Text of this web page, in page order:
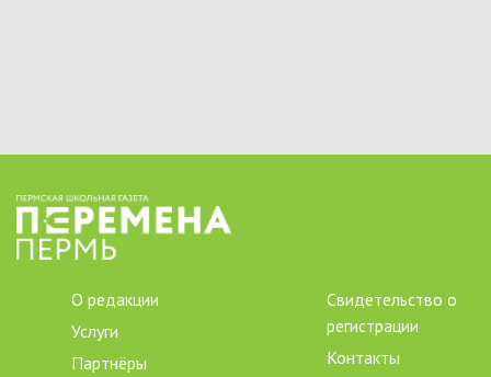
О редакции
Услуги
Партнёры
Свидетельство о
регистрации
Контакты